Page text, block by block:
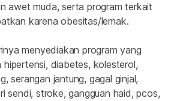
awet muda, serta program terkait
karena obesitas/lemak.
menyediakan program yang
hipertensi, diabetes, kolesterol,
serangan jantung, gagal ginjal,
sendi, stroke, gangguan haid, pcos,